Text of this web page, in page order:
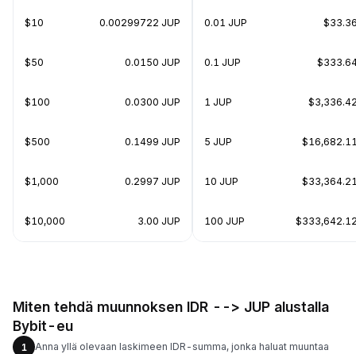
$10 0.00299722 JUP
$50 0.0150 JUP
$100 0.0300 JUP
$500 0.1499 JUP
$1,000 0.2997 JUP
$10,000 3.00 JUP
0.01 JUP
0.1 JUP
1 JUP
5 JUP
10 JUP
100 JUP
Miten tehdä muunnoksen IDR --> JUP alustalla
Bybit-eu
1
Anna yllä olevaan laskimeen IDR-summa, jonka haluat muuntaa